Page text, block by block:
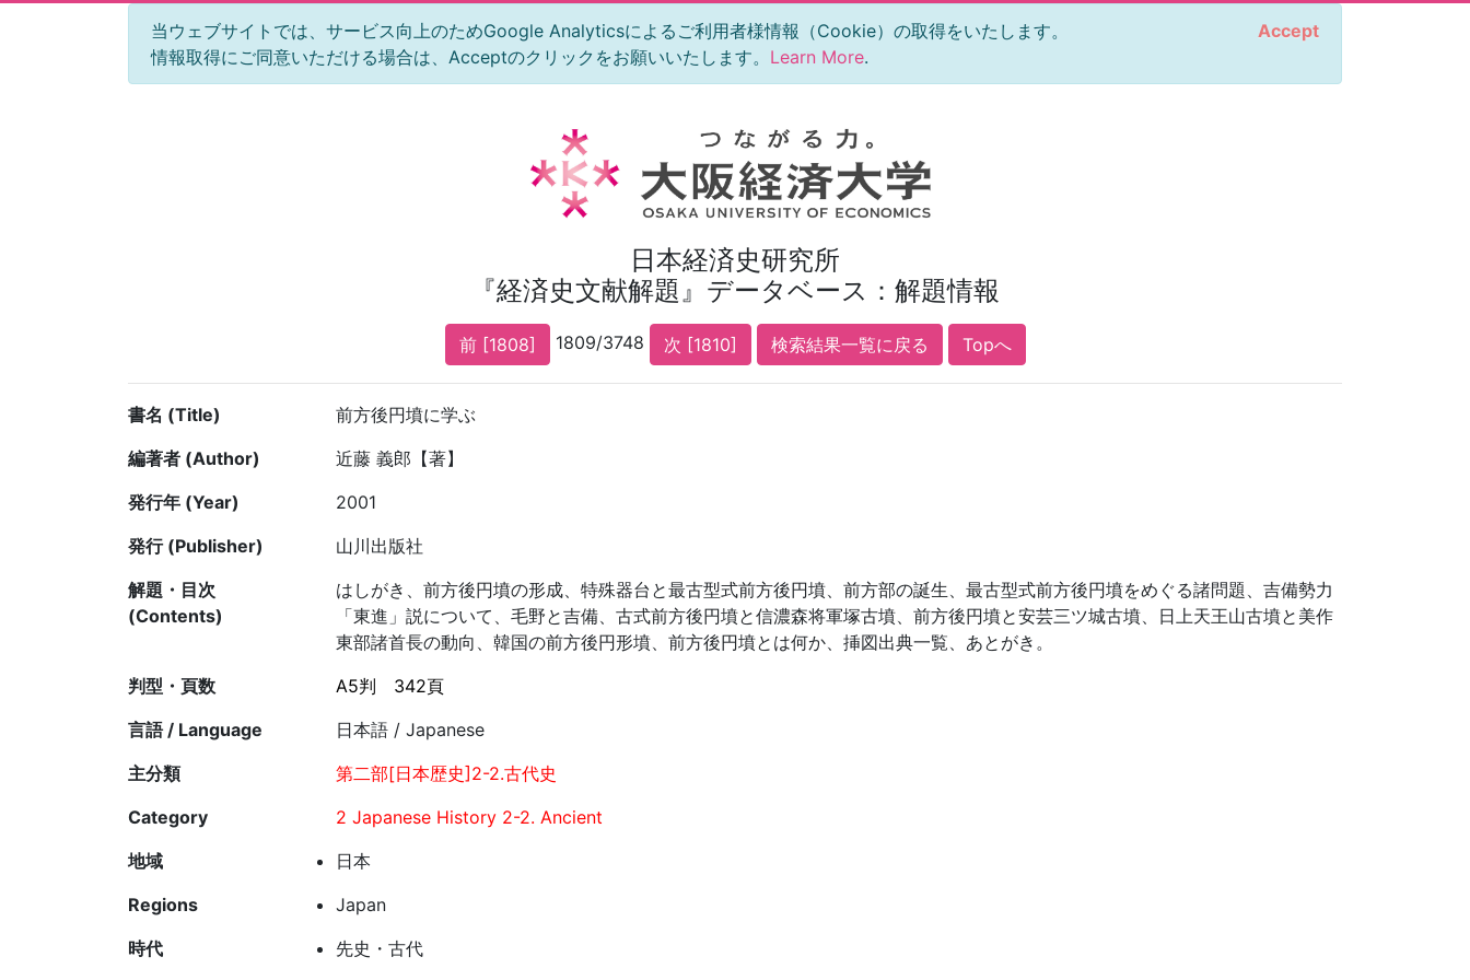
当ウェブサイトでは、サービス向上のためGoogle Analyticsによるご利用者様情報（Cookie）の取得をいたします。
情報取得にご同意いただける場合は、Acceptのクリックをお願いいたします。 Learn More.
Accept
日本経済史研究所
『経済史文献解題』データベース：解題情報
前 [1808] 1809/3748 次 [1810] 検索結果一覧に戻る Topへ
書名 (Title)
前方後円墳に学ぶ
編著者 (Author)
近藤 義郎【著】
発行年 (Year)
2001
発行 (Publisher)
山川出版社
解題・目次
(Contents)
はしがき、前方後円墳の形成、特殊器台と最古型式前方後円墳、前方部の誕生、最古型式前方後円墳をめぐる諸問題、吉備勢力
「東進」説について、毛野と吉備、古式前方後円墳と信濃森将軍塚古墳、前方後円墳と安芸三ツ城古墳、日上天王山古墳と美作
東部諸首長の動向、韓国の前方後円形墳、前方後円墳とは何か、挿図出典一覧、あとがき。
判型・頁数
A5判
342頁
言語 / Language
日本語 / Japanese
主分類
第二部[日本歴史]2-2.古代史
Category
2 Japanese History 2-2. Ancient
地域
日本
Regions
Japan
時代
先史・古代